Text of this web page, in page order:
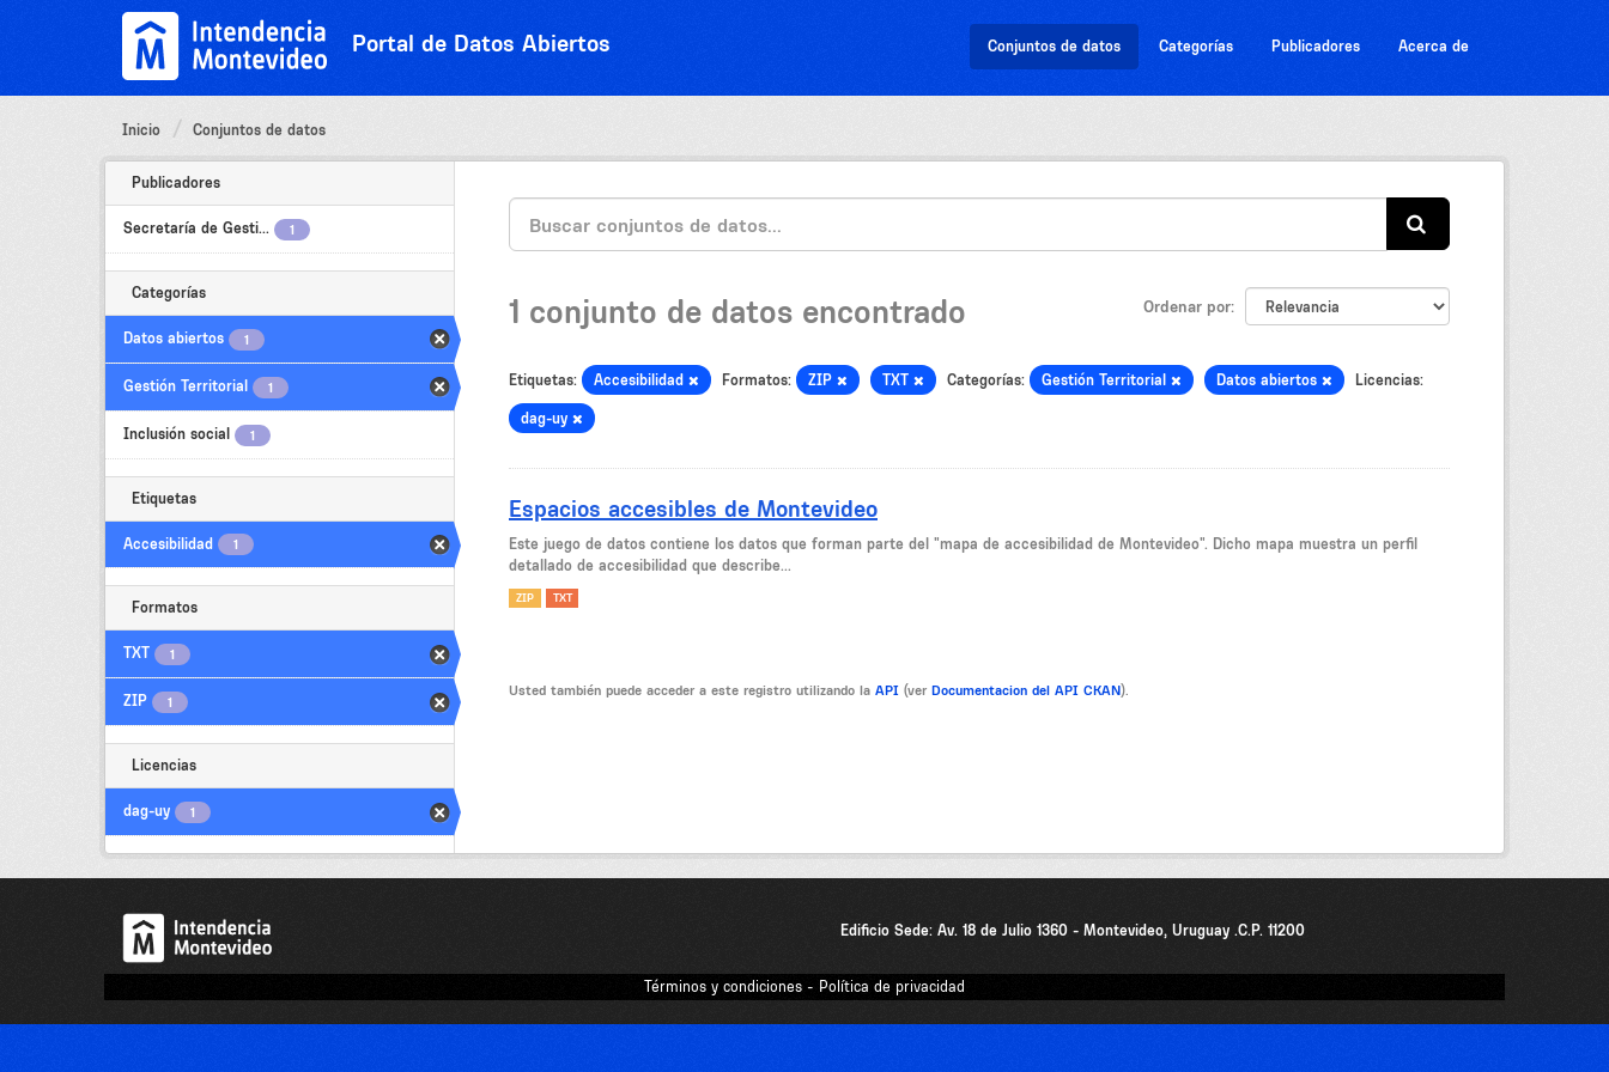
Portal de Datos Abiertos Conjuntos de datos Categorías Publicadores Acerca de
Inicio Conjuntos de datos
Publicadores
Secretaría de Gesti... 1
Categorías
Datos abiertos 1
Gestión Territorial 1
Inclusión social 1
Etiquetas
Accesibilidad 1
Formatos
TXT 1
ZIP 1
Licencias
dag-uy 1
Ordenar por
1 conjunto de datos encontrado
Etiquetas: Accesibilidad Formatos: ZIP TXT Categorías: Gestión Territorial Datos abiertos Licencias:
dag-uy
Espacios accesibles de Montevideo
Este juego de datos contiene los datos que forman parte del "mapa de accesibilidad de Montevideo". Dicho mapa muestra un perfil
detallado de accesibilidad que describe...
ZIP TXT
Usted también puede acceder a este registro utilizando la API (ver Documentacion del API CKAN).
Edificio Sede: Av. 18 de Julio 1360 - Montevideo, Uruguay .C.P. 11200
Términos y condiciones - Política de privacidad